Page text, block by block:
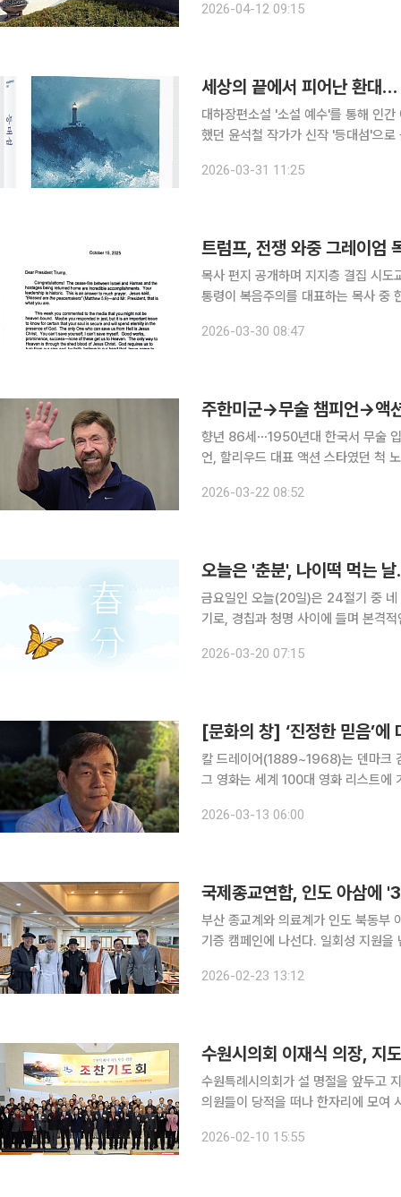
2026-04-12 09:15
세상의 끝에서 피어난 환대
대하장편소설 '소설 예수'를 통해 인
했던 윤석철 작가가 신작 '등대섬'으로 돌아왔다. 신간 '등대섬'은 도망치듯 섬
인조차 품어주었다는 고대의 성역 '소
2026-03-31 11:25
트럼프, 전쟁 와중 그레이엄
목사 편지 공개하며 지지층 결집 시도교황 발언
통령이 복음주의를 대표하는 목사 중
에 지난해 10월 자신에게 보내진 그
2026-03-30 08:47
주한미군→무술 챔피언→액
향년 86세⋯1950년대 한국서 무술 입문브루
언, 할리우드 대표 액션 스타였던 척 노
게 세상을 떠났다는 소식을 무거운 마
2026-03-22 08:52
오늘은 '춘분', 나이떡 먹는
금요일인 오늘(20일)은 24절기 중 네
기로, 경칩과 청명 사이에 들며 본격적인 봄의 시작을
도를 통과하는 시점, 즉 태양 황경이 0
2026-03-20 07:15
[문화의 창] ‘진정한 믿음’에
칼 드레이어(1889~1968)는 덴마크
그 영화는 세계 100대 영화 리스트에
되었다. 제목 오데트는 영어로 ‘word’
2026-03-13 06:00
국제종교연합, 인도 아삼에
부산 종교계와 의료계가 인도 북동부
기증 캠페인에 나선다. 일회성 지원을
서 '인도 아삼 교육·의료 봉사 사진전'
2026-02-23 13:12
수원특례시의회가 설 명절을 앞두고 지
의원들이 당적을 떠나 한자리에 모여
린 '수원특례시 지도자 조찬기도회'에
2026-02-10 15:55